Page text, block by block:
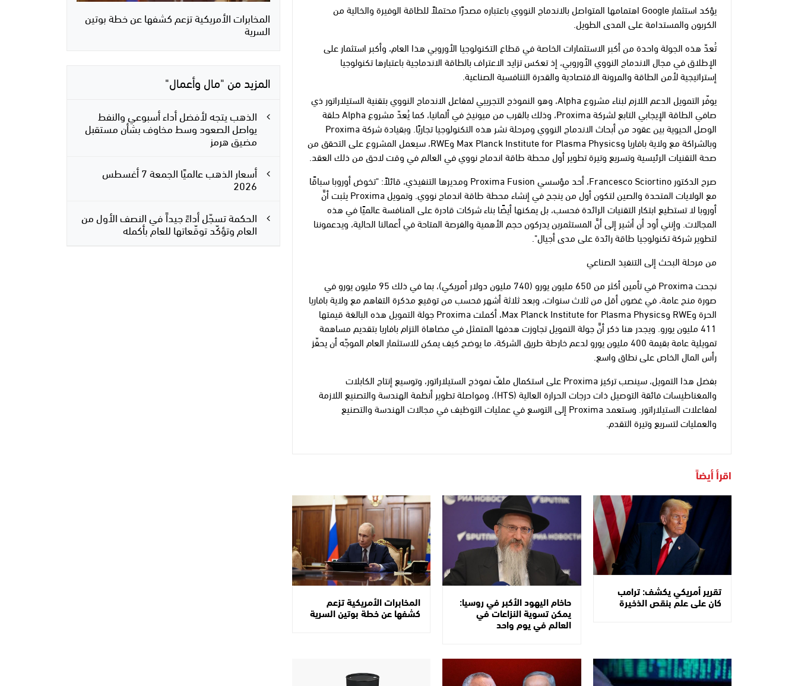
يؤكد استثمار Google اهتمامها المتواصل بالاندماج النووي باعتباره مصدرًا محتملاً للطاقة الوفيرة والخالية من
الكربون والمستدامة على المدى الطويل.
تُعدّ هذه الجولة واحدة من أكبر الاستثمارات الخاصة في قطاع التكنولوجيا الأوروبي هذا العام، وأكبر استثمار على
الإطلاق في مجال الاندماج النووي الأوروبي، إذ تعكس تزايد الاعتراف بالطاقة الاندماجية باعتبارها تكنولوجيا
إستراتيجية لأمن الطاقة والمرونة الاقتصادية والقدرة التنافسية الصناعية.
يوفّر التمويل الدعم اللازم لبناء مشروع Alpha، وهو النموذج التجريبي لمفاعل الاندماج النووي بتقنية الستيلاراتور ذي
صافي الطاقة الإيجابي التابع لشركة Proxima، وذلك بالقرب من ميونيخ في ألمانيا، كما يُعدّ مشروع Alpha حلقة
الوصل الحيوية بين عقود من أبحاث الاندماج النووي ومرحلة نشر هذه التكنولوجيا تجاريًا. وبقيادة شركة Proxima
وبالشراكة مع ولاية بافاريا وMax Planck Institute for Plasma Physics وRWE، سيعمل المشروع على التحقق من
صحة التقنيات الرئيسية وتسريع وتيرة تطوير أول محطة طاقة اندماج نووي في العالم في وقت لاحق من ذلك العقد.
صرح الدكتور Francesco Sciortino، أحد مؤسسي Proxima Fusion ومديرها التنفيذي، قائلاً: "تخوض أوروبا سباقًا
مع الولايات المتحدة والصين لتكون أول من ينجح في إنشاء محطة طاقة اندماج نووي. وتمويل Proxima يثبت أنَّ
أوروبا لا تستطيع ابتكار التقنيات الرائدة فحسب، بل يمكنها أيضًا بناء شركات قادرة على المنافسة عالميًا في هذه
المجالات. وإنني أود أن أشير إلى أنَّ المستثمرين يدركون حجم الأهمية والفرصة المتاحة في أعمالنا الحالية، ويدعموننا
لتطوير شركة تكنولوجيا طاقة رائدة على مدى أجيال".
من مرحلة البحث إلى التنفيذ الصناعي
نجحت Proxima في تأمين أكثر من 650 مليون يورو (740 مليون دولار أمريكي)، بما في ذلك 95 مليون يورو في
صورة منح عامة، في غضون أقل من ثلاث سنوات، وبعد ثلاثة أشهر فحسب من توقيع مذكرة التفاهم مع ولاية بافاريا
الحرة وRWE وMax Planck Institute for Plasma Physics، أكملت Proxima جولة التمويل هذه البالغة قيمتها
411 مليون يورو. ويجدر هنا ذكر أنَّ جولة التمويل تجاوزت هدفها المتمثل في مضاهاة التزام بافاريا بتقديم مساهمة
تمويلية عامة بقيمة 400 مليون يورو لدعم خارطة طريق الشركة، ما يوضح كيف يمكن للاستثمار العام الموجّه أن يحفّز
رأس المال الخاص على نطاق واسع.
بفضل هذا التمويل، سينصب تركيز Proxima على استكمال ملفّ نموذج الستيلاراتور، وتوسيع إنتاج الكابلات
والمغناطيسات فائقة التوصيل ذات درجات الحرارة العالية (HTS)، ومواصلة تطوير أنظمة الهندسة والتصنيع اللازمة
لمفاعلات الستيلاراتور. وستعمد Proxima إلى التوسع في عمليات التوظيف في مجالات الهندسة والتصنيع
والعمليات لتسريع وتيرة التقدم.
اقرأ أيضاً
تقرير أمريكي يكشف: ترامب
كان على علم بنقص الذخيرة حاخام اليهود الأكبر في روسيا:
يمكن تسوية النزاعات في
العالم في يوم واحد
المخابرات الأمريكية تزعم
كشفها عن خطة بوتين السرية
المخابرات الأمريكية تزعم كشفها عن خطة بوتين
السرية
المزيد من "مال وأعمال"
الذهب يتجه لأفضل أداء أسبوعي والنفط
يواصل الصعود وسط مخاوف بشأن مستقبل
مضيق هرمز
أسعار الذهب عالميًا الجمعة 7 أغسطس
2026
الحكمة تسجّل أداءً جيداً في النصف الأول من
العام وتؤكّد توقّعاتها للعام بأكمله